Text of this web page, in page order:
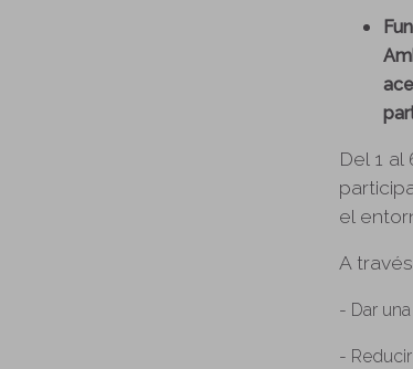
Del 1
el
A
- Dar
-